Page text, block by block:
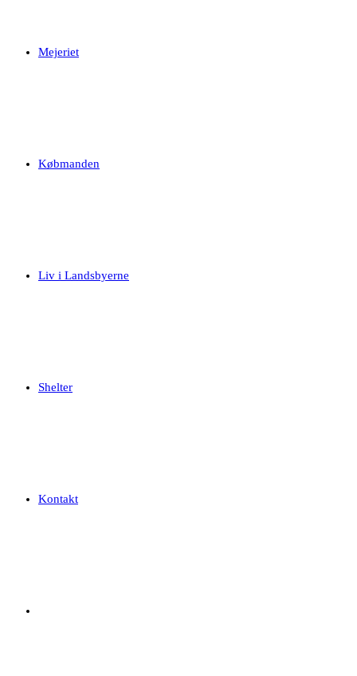
Mejeriet
Købmanden
Liv i Landsbyerne
Shelter
Kontakt